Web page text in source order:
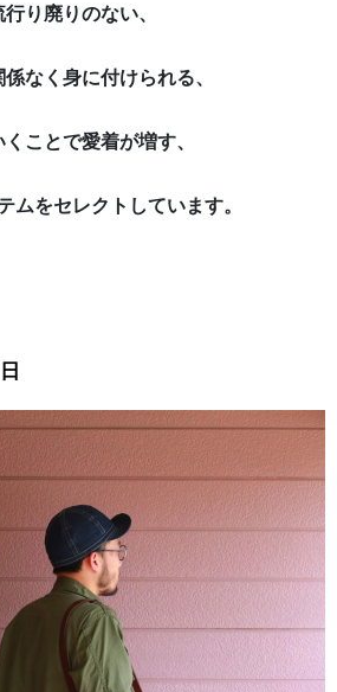
行り廃りのない、
なく身に付けられる、
ことで愛着が増す、
ムをセレクトしています。